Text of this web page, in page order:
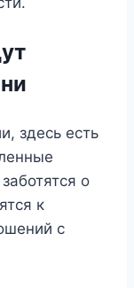
здесь есть
о
к
с